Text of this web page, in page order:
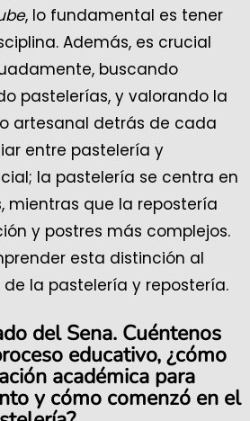
, lo fundamental es tener
Además, es crucial
buscando
pastelerías, y valorando la
artesanal detrás de cada
entre pastelería y
la pastelería se centra en
mientras que la repostería
y postres más complejos.
esta distinción al
la pastelería y repostería.
del Sena. Cuéntenos
educativo, ¿cómo
académica para
y cómo comenzó en el